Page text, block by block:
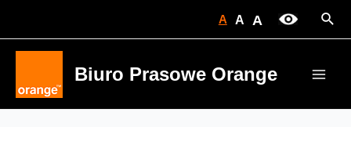
A A A
Biuro Prasowe Orange